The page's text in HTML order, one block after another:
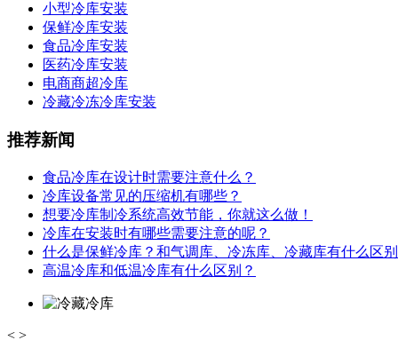
小型冷库安装
保鲜冷库安装
食品冷库安装
医药冷库安装
电商商超冷库
冷藏冷冻冷库安装
推荐新闻
食品冷库在设计时需要注意什么？
冷库设备常见的压缩机有哪些？
想要冷库制冷系统高效节能，你就这么做！
冷库在安装时有哪些需要注意的呢？
什么是保鲜冷库？和气调库、冷冻库、冷藏库有什么区
高温冷库和低温冷库有什么区别？
< >